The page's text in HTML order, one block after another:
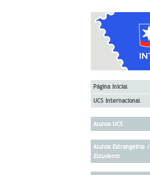
Página Inicial
UCS Internacional
Alunos UCS
Alunos Estrangeiros /
Estudents